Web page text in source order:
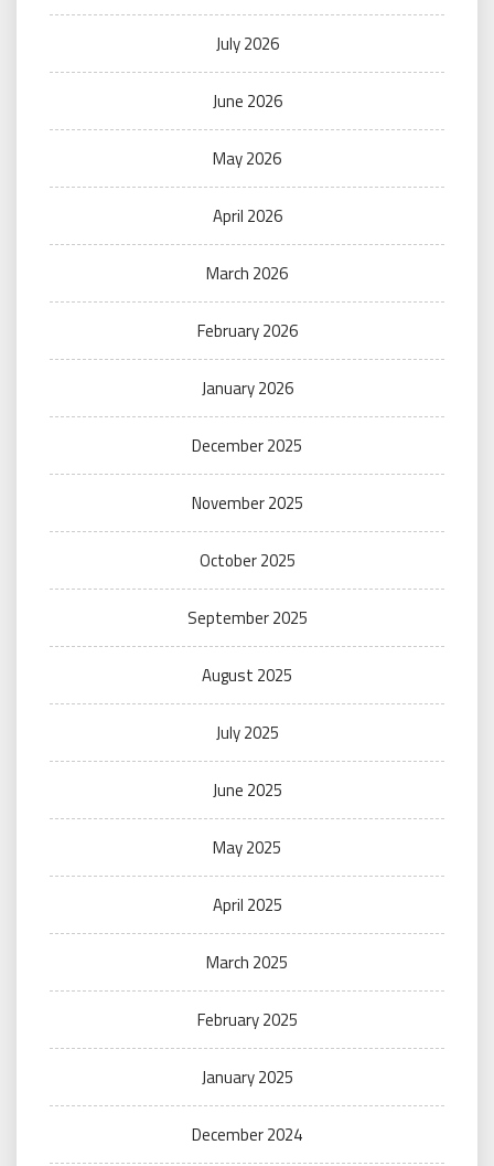
July 2026
June 2026
May 2026
April 2026
March 2026
February 2026
January 2026
December 2025
November 2025
October 2025
September 2025
August 2025
July 2025
June 2025
May 2025
April 2025
March 2025
February 2025
January 2025
December 2024